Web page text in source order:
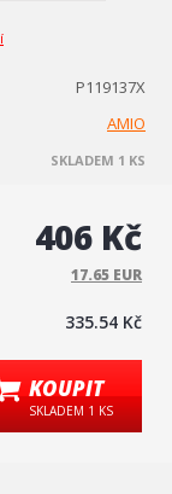
P119137X
AMIO
SKLADEM 1 KS
406 Kč
17.65 EUR
335.54 Kč
KOUPIT
SKLADEM 1 KS